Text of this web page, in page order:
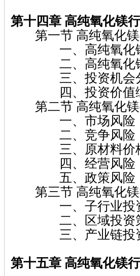
第十四章 高纯氧化镁
第一节 高纯氧化镁
一、高纯氧化镁
二、高纯氧化镁
三、投资机会
四、投资价值综
第二节 高纯氧化镁
一、市场风险
二、竞争风险
三、原材料价格
四、经营风险
五、政策风险
第三节 高纯氧化镁
一、子行业投
二、区域投资
三、产业链投
第十五章 高纯氧化镁